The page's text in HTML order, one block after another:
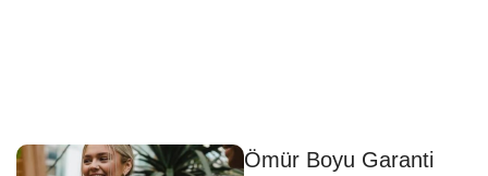
Ömür Boyu Garanti